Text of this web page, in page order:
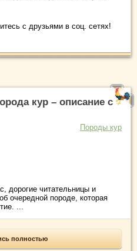
с друзьями в соц. сетях!
кур – описание с
Породы кур
дорогие читательницы и
очередной породе, которая
...
полностью